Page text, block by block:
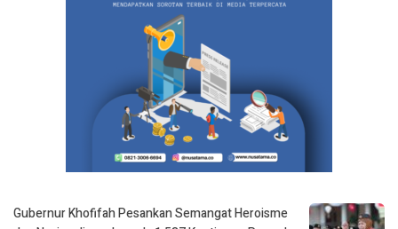
Gubernur Khofifah Pesankan Semangat Heroisme